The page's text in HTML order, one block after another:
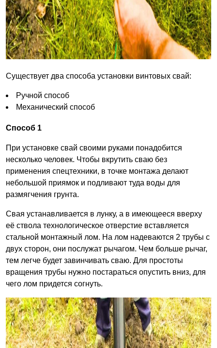
Существует два способа установки винтовых свай:
Ручной способ
Механический способ
Способ 1
При установке свай своими руками понадобится
несколько человек. Чтобы вкрутить сваю без
применения спецтехники, в точке монтажа делают
небольшой приямок и подливают туда воды для
размягчения грунта.
Свая устанавливается в лунку, а в имеющееся вверху
её ствола технологическое отверстие вставляется
стальной монтажный лом. На лом надеваются 2 трубы с
двух сторон, они послужат рычагом. Чем больше рычаг,
тем легче будет завинчивать сваю. Для простоты
вращения трубы нужно постараться опустить вниз, для
чего лом придется согнуть.